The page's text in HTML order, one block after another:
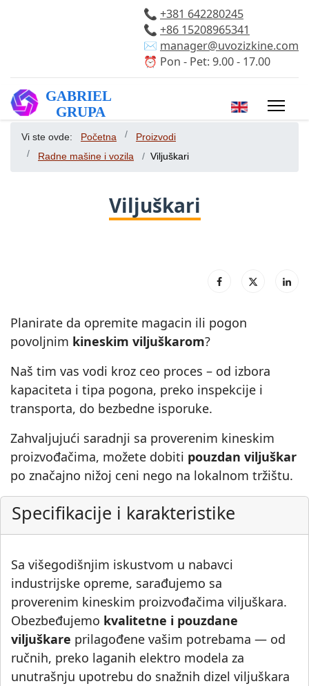
📞 +381 642280245
📞 +86 15208965341
✉️ manager@uvozizkine.com
⏰ Pon - Pet: 9.00 - 17.00
Izaberite vaš
Vi ste ovde: Početna
Proizvodi
Radne mašine i vozila
Viljuškari
Viljuškari
Planirate da opremite magacin ili pogon
povoljnim kineskim viljuškarom?
Naš tim vas vodi kroz ceo proces – od izbora
kapaciteta i tipa pogona, preko inspekcije i
transporta, do bezbedne isporuke.
Zahvaljujući saradnji sa proverenim kineskim
proizvođačima, možete dobiti pouzdan viljuškar
po značajno nižoj ceni nego na lokalnom tržištu.
Specifikacije i karakteristike
Sa višegodišnjim iskustvom u nabavci
industrijske opreme, sarađujemo sa
proverenim kineskim proizvođačima viljuškara.
Obezbeđujemo kvalitetne i pouzdane
viljuškare prilagođene vašim potrebama — od
ručnih, preko laganih elektro modela za
unutrašnju upotrebu do snažnih dizel viljuškara